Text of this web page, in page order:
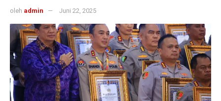
oleh admin Juni 22, 2025